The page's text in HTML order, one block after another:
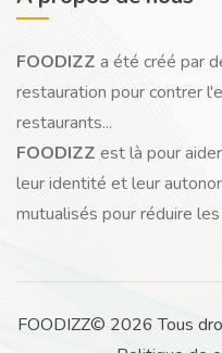
FOODIZZ a été créé par
restauration pour contrer
restaurants...
FOODIZZ est là pour
leur identité et leur
mutualisés pour réduire
FOODIZZ© 2026 Tous